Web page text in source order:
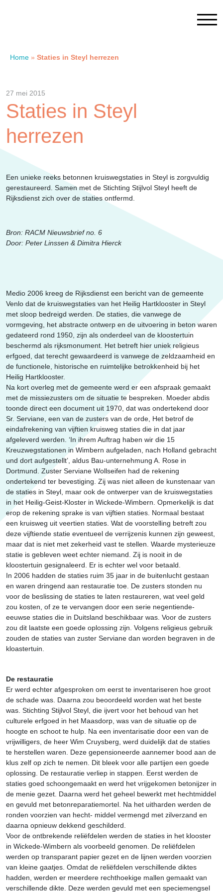
Contact
SAM Limburg
Actueel
Overheid
Erfgoed
Home » Staties in Steyl herrezen
27 mei 2015
Staties in Steyl
herrezen
Een unieke reeks betonnen kruiswegstaties in Steyl is zorgvuldig
gerestaureerd. Samen met de Stichting Stijlvol Steyl heeft de
Rijksdienst zich over de staties ontfermd.
Bron: RACM Nieuwsbrief no. 6
Door: Peter Linssen & Dimitra Hierck
Medio 2006 kreeg de Rijksdienst een bericht van de gemeente
Venlo dat de kruiswegstaties van het Heilig Hartklooster in Steyl
met sloop bedreigd werden. De staties, die vanwege de
vormgeving, het abstracte ontwerp en de uitvoering in beton waren
gedateerd rond 1950, zijn als onderdeel van de kloostertuin
beschermd als rijksmonument. Het betreft hier uniek religieus
erfgoed, dat terecht gewaardeerd is vanwege de zeldzaamheid en
de functionele, historische en ruimtelijke betrokkenheid bij het
Heilig Hartklooster.
Na kort overleg met de gemeente werd er een afspraak gemaakt
met de missiezusters om de situatie te bespreken. Moeder abdis
toonde direct een document uit 1970, dat was ondertekend door
Sr. Serviane, een van de zusters van de orde, Het betrof de
eindafrekening van vijftien kruisweg staties die in dat jaar
afgeleverd werden. ‘In ihrem Auftrag haben wir die 15
Kreuzwegstationen in Wimbern aufgeladen, nach Holland gebracht
und dort aufgestellt’, aldus Bau-unternehmung A. Rose in
Dortmund. Zuster Serviane Wollseifen had de rekening
ondertekend ter bevestiging. Zij was niet alleen de kunstenaar van
de staties in Steyl, maar ook de ontwerper van de kruiswegstaties
in het Heilig-Geist-Kloster in Wickede-Wimbern. Opmerkelijk is dat
erop de rekening sprake is van vijftien staties. Normaal bestaat
een kruisweg uit veertien staties. Wat de voorstelling betreft zou
deze vijftiende statie eventueel de verrijzenis kunnen zijn geweest,
maar dat is niet met zekerheid vast te stellen. Waarde mysterieuze
statie is gebleven weet echter niemand. Zij is nooit in de
kloostertuin gesignaleerd. Er is echter wel voor betaald.
In 2006 hadden de staties ruim 35 jaar in de buitenlucht gestaan
en waren dringend aan restauratie toe. De zusters stonden nu
voor de beslissing de staties te laten restaureren, wat veel geld
zou kosten, of ze te vervangen door een serie negentiende-
eeuwse staties die in Duitsland beschikbaar was. Voor de zusters
zou dit laatste een goede oplossing zijn. Volgens religieus gebruik
zouden de staties van zuster Serviane dan worden begraven in de
kloastertuin.
De restauratie
Er werd echter afgesproken om eerst te inventariseren hoe groot
de schade was. Daarna zou beoordeeld worden wat het beste
was. Stichting Stijlvol Steyl, die ijvert voor het behoud van het
culturele erfgoed in het Maasdorp, was van de situatie op de
hoogte en schoot te hulp. Na een inventarisatie door een van de
vrijwilligers, de heer Wim Cruysberg, werd duidelijk dat de staties
te herstellen waren. Deze gepensioneerde aannemer bood aan de
klus zelf op zich te nemen. Dit bleek voor alle partijen een goede
oplossing. De restauratie verliep in stappen. Eerst werden de
staties goed schoongemaakt en werd het vrijgekomen betonijzer in
de menie gezet. Daarna werd het geheel bewerkt met hechtmiddel
en gevuld met betonreparatiemortel. Na het uitharden werden de
ronden voorzien van hecht- middel vermengd met zilverzand en
daarna opnieuw dekkend geschilderd.
Voor de ontbrekende reliëfdelen werden de staties in het klooster
in Wickede-Wimbern als voorbeeld genomen. De reliëfdelen
werden op transparant papier gezet en de lijnen werden voorzien
van kleine gaatjes. Omdat de reliëfdelen verschillende diktes
hadden, werden er meerdere rechthoekige mallen gemaakt van
verschillende dikte. Deze werden gevuld met een speciemengsel